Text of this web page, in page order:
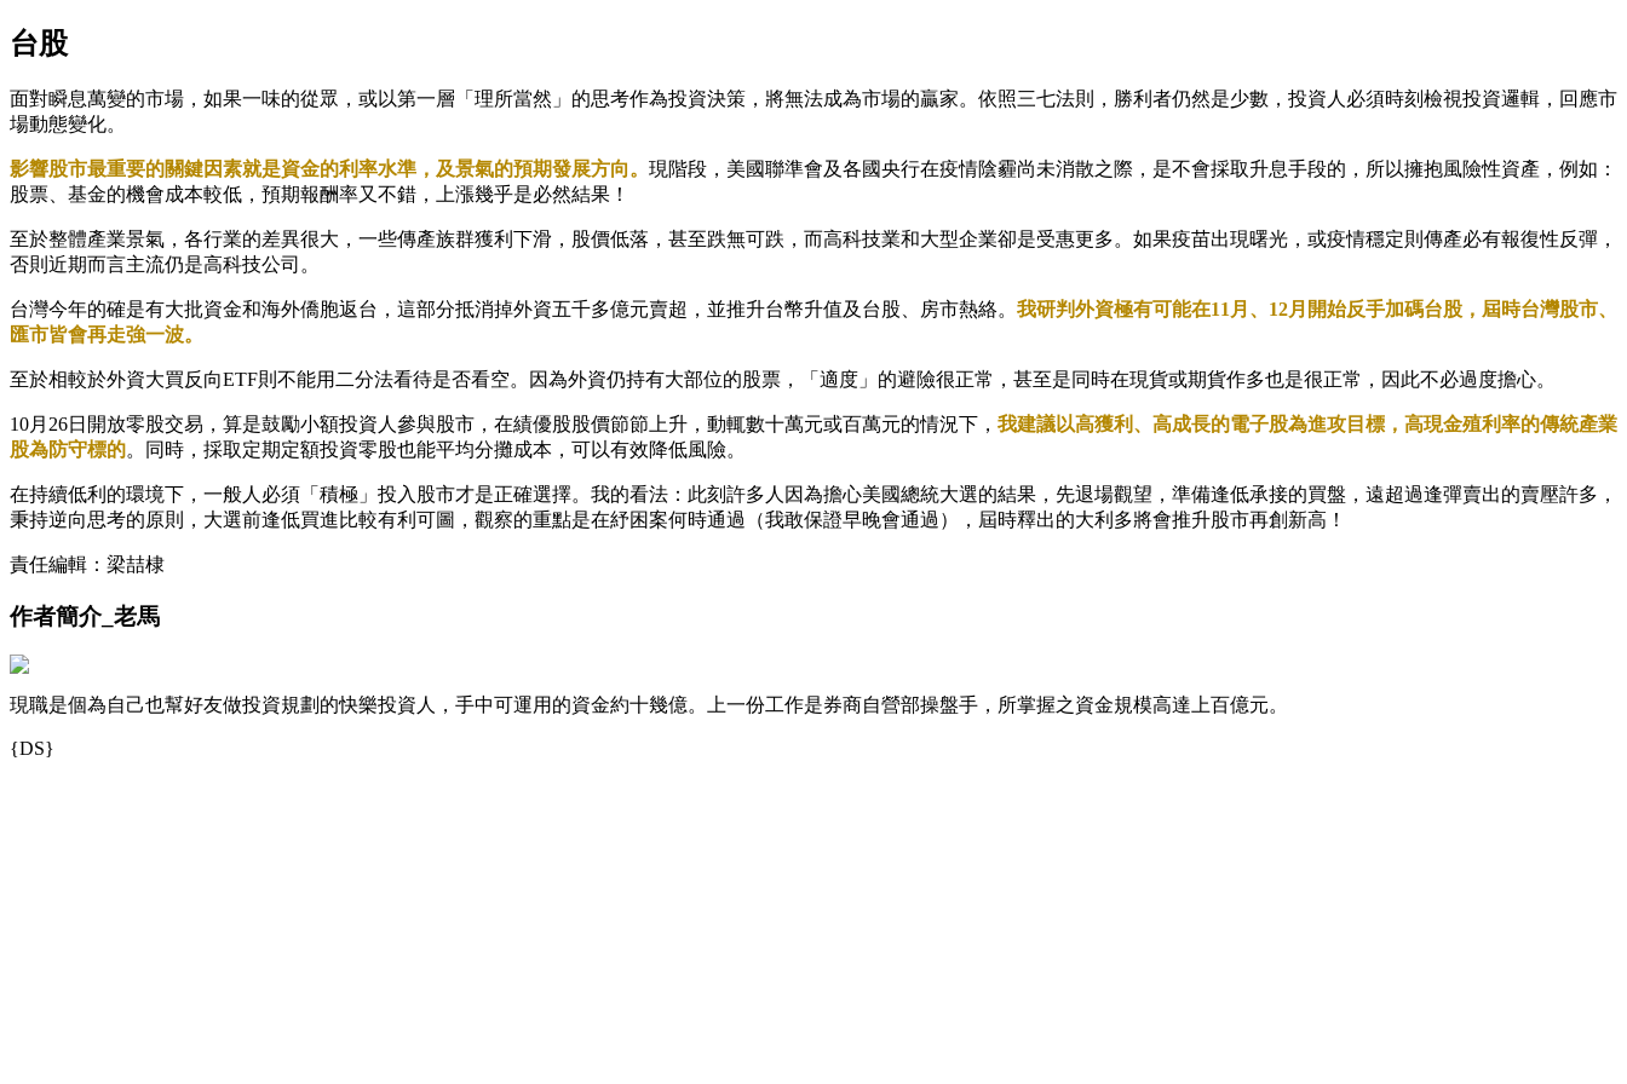
台股
面對瞬息萬變的市場，如果一味的從眾，或以第一層「理所當然」的思考作為投資決策，將無法成為市場的贏家。依照三七法則，勝利者仍然是少數，投資人必須時刻檢視投資邏輯，回應市
場動態變化。
影響股市最重要的關鍵因素就是資金的利率水準，及景氣的預期發展方向。 現階段，美國聯準會及各國央行在疫情陰霾尚未消散之際，是不會採取升息手段的，所以擁抱風險性資產，例如：
股票、基金的機會成本較低，預期報酬率又不錯，上漲幾乎是必然結果！
至於整體產業景氣，各行業的差異很大，一些傳產族群獲利下滑，股價低落，甚至跌無可跌，而高科技業和大型企業卻是受惠更多。如果疫苗出現曙光，或疫情穩定則傳產必有報復性反彈，
否則近期而言主流仍是高科技公司。
台灣今年的確是有大批資金和海外僑胞返台，這部分抵消掉外資五千多億元賣超，並推升台幣升值及台股、房市熱絡。 我研判外資極有可能在11 月 、12月開始反手加碼台股，屆時台灣股市、
匯市皆會再走強一波。
至於相較於外資大買反向ETF則不能用二分法看待是否看空。因為外資仍持有大部位的股票，「適度」的避險很正常，甚至是同時在現貨或期貨作多也是很正常，因此不必過度擔心。
10月26日開放零股交易，算是鼓勵小額投資人參與股市，在績優股股價節節上升，動輒數十萬元或百萬元的情況下， 我建議以高獲利、高成長的電子股為進攻目標，高現金殖利率的傳統產業
股為防守標的。同時，採取定期定額投資零股也能平均分攤成本，可以有效降低風險。
在持續低利的環境下，一般人必須「積極」投入股市才是正確選擇。我的看法：此刻許多人因為擔心美國總統大選的結果，先退場觀望，準備逢低承接的買盤，遠超過逢彈賣出的賣壓許多，
秉持逆向思考的原則，大選前逢低買進比較有利可圖，觀察的重點是在紓困案何時通過（我敢保證早晚會通過），屆時釋出的大利多將會推升股市再創新高！
責任編輯：梁喆棣
作者簡介_老馬
現職是個為自己也幫好友做投資規劃的快樂投資人，手中可運用的資金約十幾億。上一份工作是券商自營部操盤手，所掌握之資金規模高達上百億元。
{DS}